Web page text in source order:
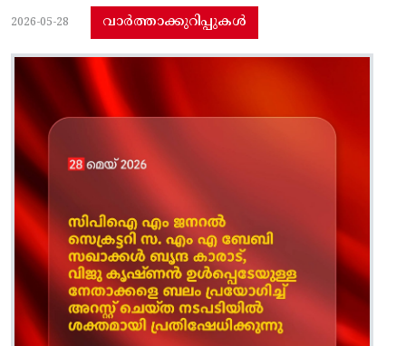
2026-05-28 വാർത്താക്കുറിപ്പുകൾ